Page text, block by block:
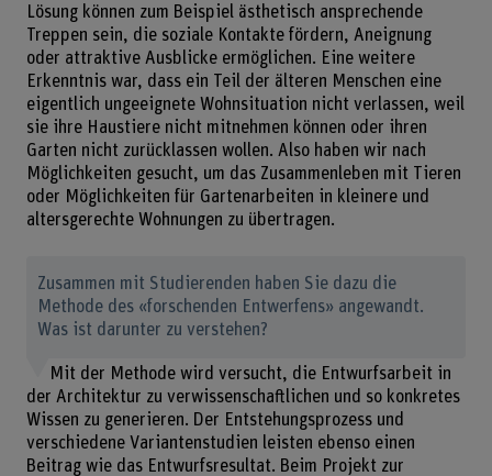
Lösung können zum Beispiel ästhetisch ansprechende
Treppen sein, die soziale Kontakte fördern, Aneignung
oder attraktive Ausblicke ermöglichen. Eine weitere
Erkenntnis war, dass ein Teil der älteren Menschen eine
eigentlich ungeeignete Wohnsituation nicht verlassen, weil
sie ihre Haustiere nicht mitnehmen können oder ihren
Garten nicht zurücklassen wollen. Also haben wir nach
Möglichkeiten gesucht, um das Zusammenleben mit Tieren
oder Möglichkeiten für Gartenarbeiten in kleinere und
altersgerechte Wohnungen zu übertragen.
Zusammen mit Studierenden haben Sie dazu die
Methode des «forschenden Entwerfens» angewandt.
Was ist darunter zu verstehen?
Mit der Methode wird versucht, die Entwurfsarbeit in
der Architektur zu verwissenschaftlichen und so konkretes
Wissen zu generieren. Der Entstehungsprozess und
verschiedene Variantenstudien leisten ebenso einen
Beitrag wie das Entwurfsresultat. Beim Projekt zur